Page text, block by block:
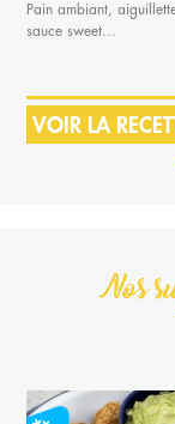
Pain ambiant,
sauce sweet...
VOIR LA
Nos